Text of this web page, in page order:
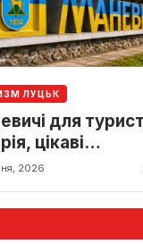
ЛУЦЬК
для
цікаві
місця та
2026